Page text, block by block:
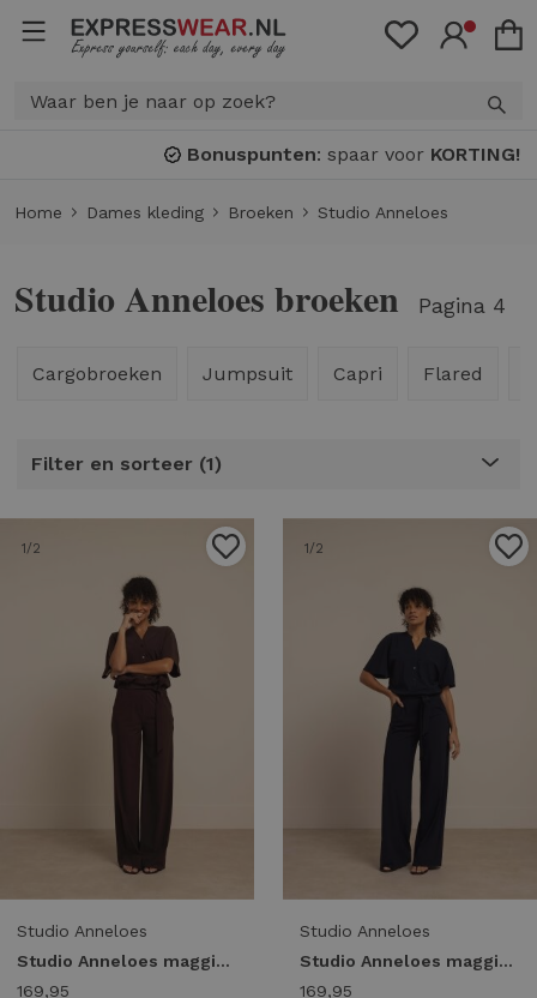
Bonuspunten: spaar voorKORTING!
Home Dames kleding Broeken Studio Anneloes
Studio Anneloes broeken Pagina 4
Cargobroeken Jumpsuit Capri Flared
Filter en sorteer 1
1/2
Studio Anneloes
Studio Anneloes maggie jumpsuit 91542 Jumpsuit 8700 espresso
169,95
1 /2
Studio Anneloes
Studio Anneloes maggie jumpsuit 91542 Jumpsuit 6900 dark blue
169,95